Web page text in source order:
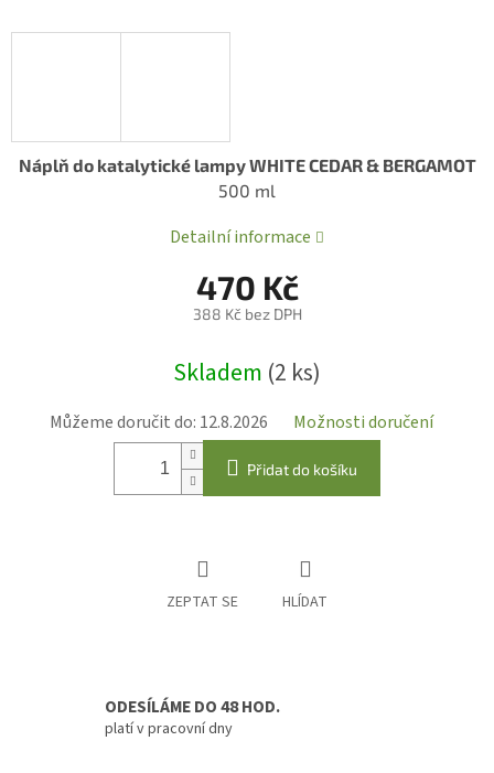
470 Kč
388 Kč bez DPH
cena:
Skladem (2 ks)
Můžeme doručit do: 12.8.2026 Možnosti doručení
Přidat do košíku
Náplň do katalytické lampy WHITE CEDAR & BERGAMOT
500 ml
Detailní informace
ZEPTAT SE HLÍDAT
ODESÍLÁME DO 48 HOD.
platí v pracovní dny